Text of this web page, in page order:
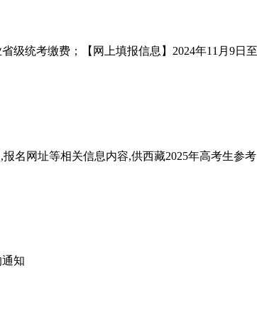
级统考缴费；【网上填报信息】2024年11月9日
名网址等相关信息内容,供西藏2025年高考生参
知